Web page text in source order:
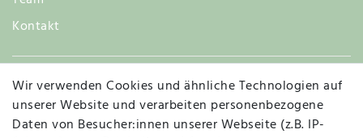
Kontakt
Widerruf
Wir verwenden Cookies und ähnliche Technologien auf
unserer Website und verarbeiten personenbezogene
Daten von Besucher:innen unserer Webseite (z.B. IP-